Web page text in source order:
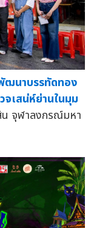
ฒนาบรรทัดทอง
เสน่ห์ย่านในมุม
จุฬาลงกรณ์มหา